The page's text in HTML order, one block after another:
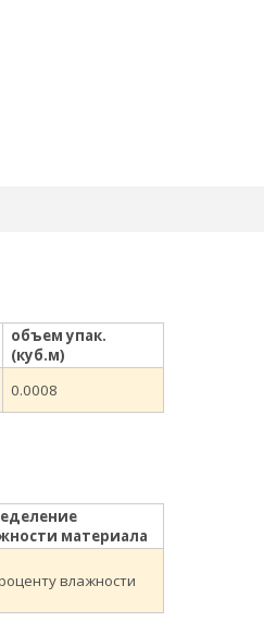
объем упак.
(куб.м)
0.0008
материала
влажности